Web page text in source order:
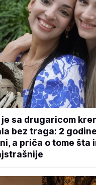
sa drugaricom
bez traga: 2
a priča o tome šta